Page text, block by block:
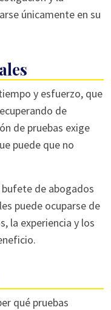
únicamente en su
y esfuerzo, que
de
de pruebas exige
puede que no
de abogados
puede ocuparse de
la experiencia y los
qué pruebas